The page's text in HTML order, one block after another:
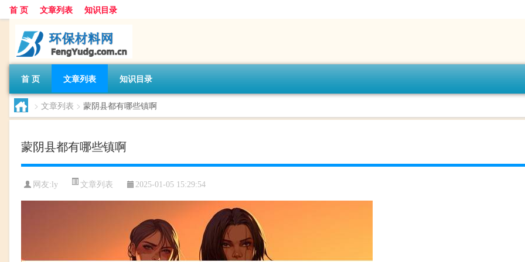
首 页 文章列表 知识目录
首 页 文章列表 知识目录
> 文章列表 > 蒙阴县都有哪些镇啊
蒙阴县都有哪些镇啊
网友: ly 文章列表 2025-01-05 15:29:54